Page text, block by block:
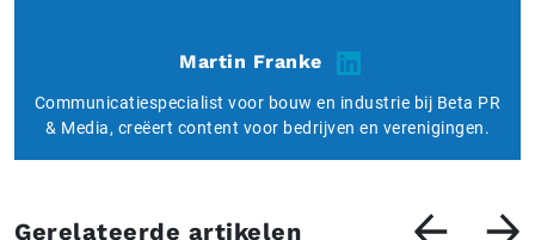
Martin Franke
Communicatiespecialist voor bouw en industrie bij Beta PR
& Media, creëert content voor bedrijven en verenigingen.
Gerelateerde artikelen